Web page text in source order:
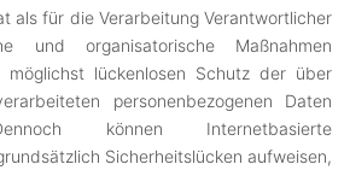
als für die Verarbeitung Verantwortlicher
und organisatorische Maßnahmen
möglichst lückenlosen Schutz der über
personenbezogenen Daten
können Internetbasierte
Sicherheitslücken aufweisen,